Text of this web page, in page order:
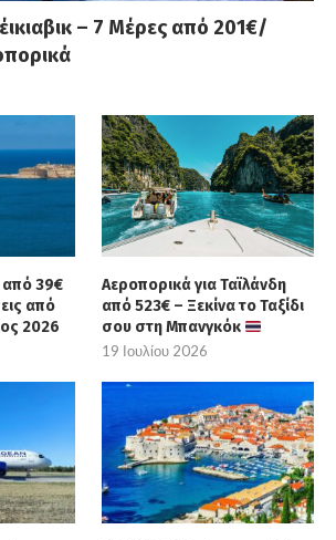
– 7 Μέρες από 201€/
από 39€
από
2026
Αεροπορικά για Ταϊλάνδη
από 523€ – Ξεκίνα το Ταξίδι
σου στη Μπανγκόκ
19 Ιουλίου 2026